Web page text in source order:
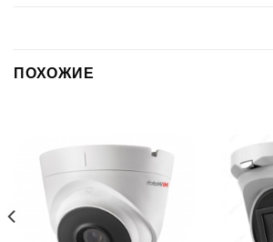
ПОХОЖИЕ